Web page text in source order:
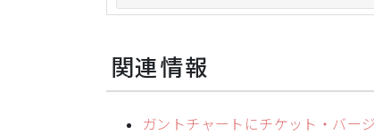
関連情報
ガントチャートにチケット・バー